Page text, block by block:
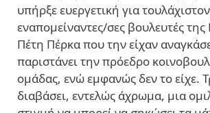
υπήρξε ευεργετική για
εναπομείναντες/σες βουλευτές
Πέτη Πέρκα που την είχαν
παριστάνει την πρόεδρο
ομάδας, ενώ εμφανώς δεν το είχε.
διαβάσει, εντελώς άχρωμα, μια